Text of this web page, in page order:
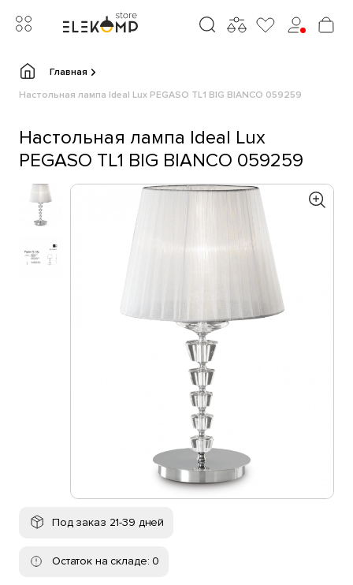
Главная
Настольная лампа Ideal Lux PEGASO TL1 BIG BIANCO 059259
Настольная лампа Ideal Lux
PEGASO TL1 BIG BIANCO 059259
Под заказ 21-39 дней
Остаток на складе: 0